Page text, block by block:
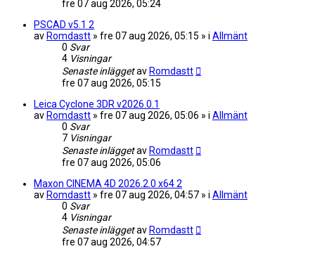
fre 07 aug 2026, 05:24
PSCAD v5.1 2
av Romdastt » fre 07 aug 2026, 05:15 » i Allmänt
0 Svar
4 Visningar
Senaste inläggetav Romdastt
fre 07 aug 2026, 05:15
Leica Cyclone 3DR v2026.0.1
av Romdastt » fre 07 aug 2026, 05:06 » i Allmänt
0 Svar
7 Visningar
Senaste inläggetav Romdastt
fre 07 aug 2026, 05:06
Maxon CINEMA 4D 2026.2.0 x64 2
av Romdastt » fre 07 aug 2026, 04:57 » i Allmänt
0 Svar
4 Visningar
Senaste inläggetav Romdastt
fre 07 aug 2026, 04:57